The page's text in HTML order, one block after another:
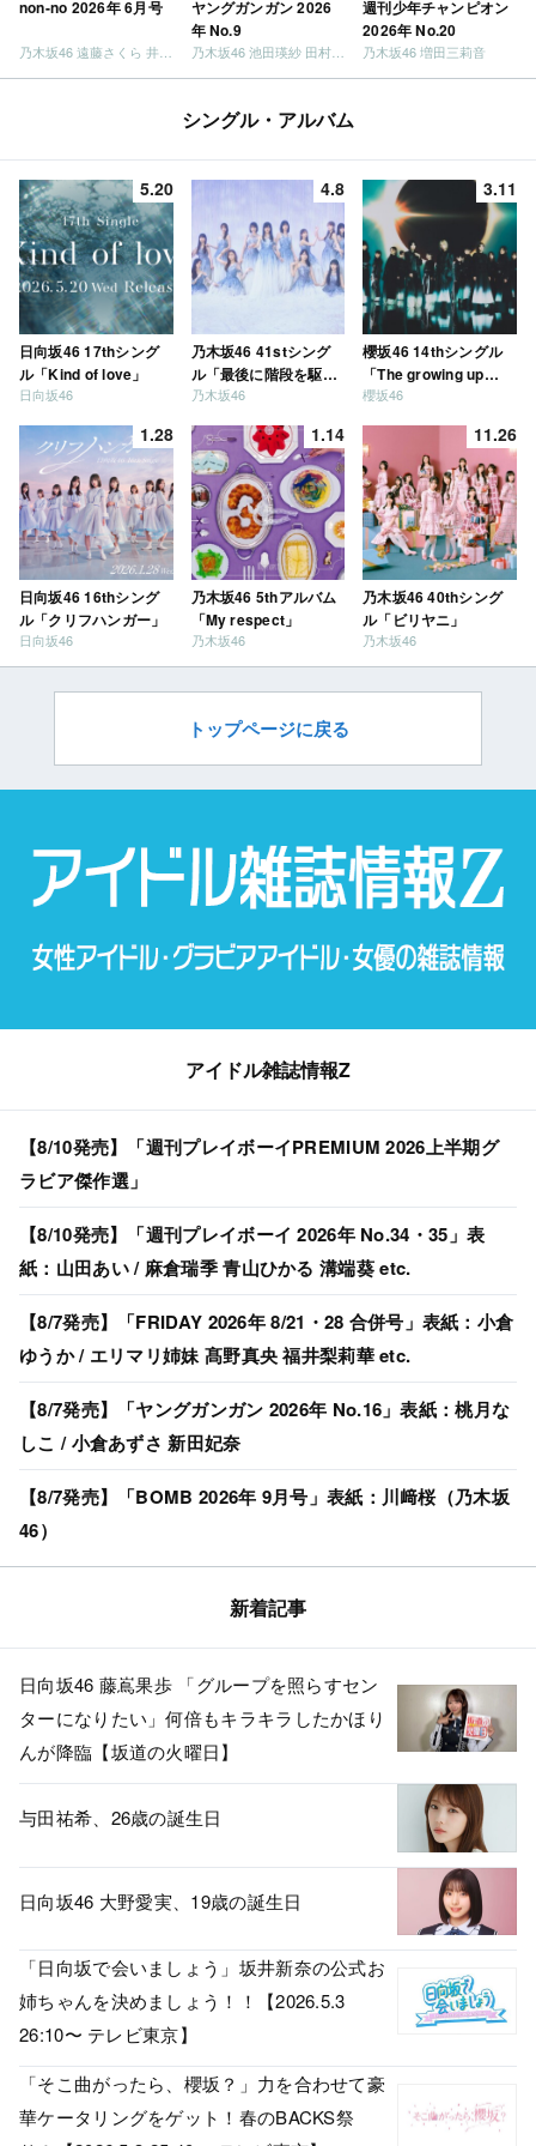
non-no 2026年 6月号
ヤングガンガン 2026
年 No.9
乃木坂46 池田瑛紗 田村真佑
週刊少年チャンピオン
2026年 No.20
乃木坂46 増田三莉音
シングル・アルバム
5.20
日向坂46 17thシング
ル「Kind of love」
日向坂46
4.8
乃木坂46 41stシング
ル「最後に階段を駆け
上がったのはいつ
乃木坂46
3.11
櫻坂46 14thシングル
「The growing up
train」
櫻坂46
1.28
日向坂46 16thシング
ル「クリフハンガー」
日向坂46
1.14
乃木坂46 5thアルバム
「My respect」
乃木坂46
11.26
乃木坂46 40thシング
ル「ビリヤニ」
乃木坂46
トップページに戻る
アイドル雑誌情報Z
【8/10発売】「週刊プレイボーイPREMIUM 2026上半期グ
ラビア傑作選」
【8/10発売】「週刊プレイボーイ 2026年 No.34・35」表
紙：山田あい / 麻倉瑞季 青山ひかる 溝端葵 etc.
【8/7発売】「FRIDAY 2026年 8/21・28 合併号」表紙：小倉
ゆうか / エリマリ姉妹 髙野真央 福井梨莉華 etc.
【8/7発売】「ヤングガンガン 2026年 No.16」表紙：桃月な
しこ / 小倉あずさ 新田妃奈
【8/7発売】「BOMB 2026年 9月号」表紙：川﨑桜（乃木坂
46）
新着記事
日向坂46 藤嶌果歩 「グループを照らすセン
ターになりたい」何倍もキラキラしたかほり
んが降臨【坂道の火曜日】
与田祐希、26歳の誕生日
日向坂46 大野愛実、19歳の誕生日
「日向坂で会いましょう」坂井新奈の公式お
姉ちゃんを決めましょう！！【2026.5.3
26:10〜 テレビ東京】
「そこ曲がったら、櫻坂？」力を合わせて豪
華ケータリングをゲット！春のBACKS祭